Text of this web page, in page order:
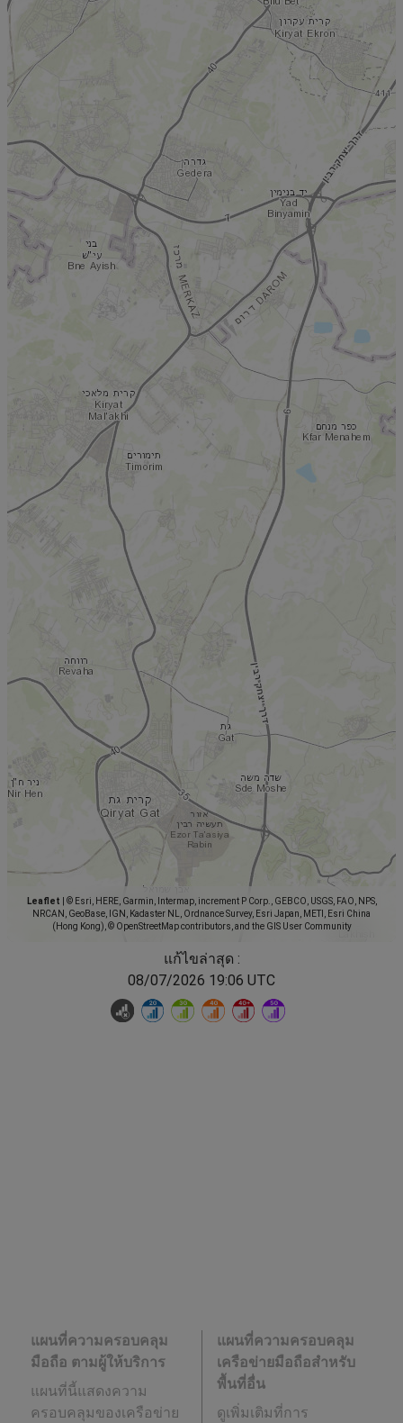
Leaflet
© Esri, HERE, Garmin, Intermap, increment P Corp., GEBCO, USGS, FAO, NPS,
NRCAN, GeoBase, IGN, Kadaster NL, Ordnance Survey, Esri Japan, METI, Esri China
(Hong Kong), © OpenStreetMap contributors, and the GIS User Community
แก้ไขล่าสุด :
08/07/2026 19:06 UTC
แผนที่ความครอบคลุม
มือถือ ตามผู้ให้บริการ
แผนที่นี้แสดงความ
ครอบคลุมของเครือข่าย
แผนที่ความครอบคลุม
เครือข่ายมือถือสำหรับ
พื้นที่อื่น
ดูเพิ่มเติมที่การ